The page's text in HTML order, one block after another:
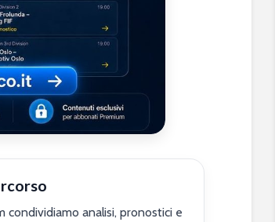
condividiamo analisi, pronostici e